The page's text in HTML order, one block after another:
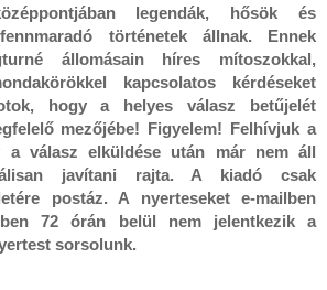
legendák, hősök és
történetek állnak. Ennek
állomásain híres mítoszokkal,
kapcsolatos kérdéseket
hogy a helyes válasz betűjelét
mezőjébe! Figyelem! Felhívjuk a
a válasz elküldése után már nem áll
javítani rajta. A kiadó csak
postáz. A nyerteseket e-mailben
72 órán belül nem jelentkezik a
sorsolunk.